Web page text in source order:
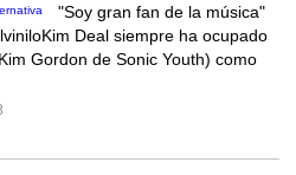
"Soy gran fan de la música"
Deal siempre ha ocupado
Gordon de Sonic Youth) como